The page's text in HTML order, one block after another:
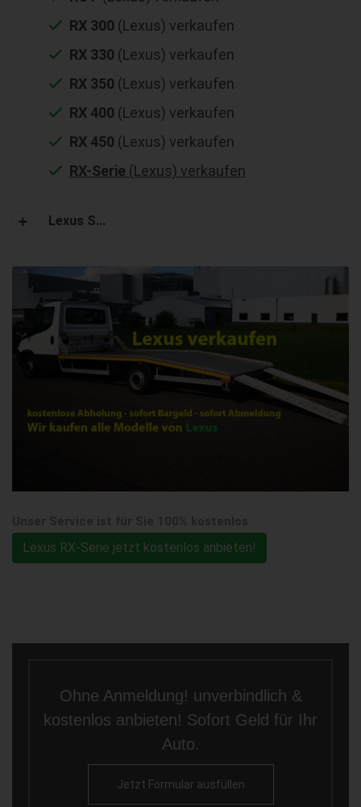
RX 300 (Lexus) verkaufen
RX 330 (Lexus) verkaufen
RX 350 (Lexus) verkaufen
RX 400 (Lexus) verkaufen
RX 450 (Lexus) verkaufen
RX-Serie (Lexus) verkaufen
Lexus S...
Lexus RX-Serie jetzt kostenlos anbieten!
Ohne Anmeldung! unverbindlich &
kostenlos anbieten! Sofort Geld für Ihr
Auto.
Jetzt Formular ausfüllen